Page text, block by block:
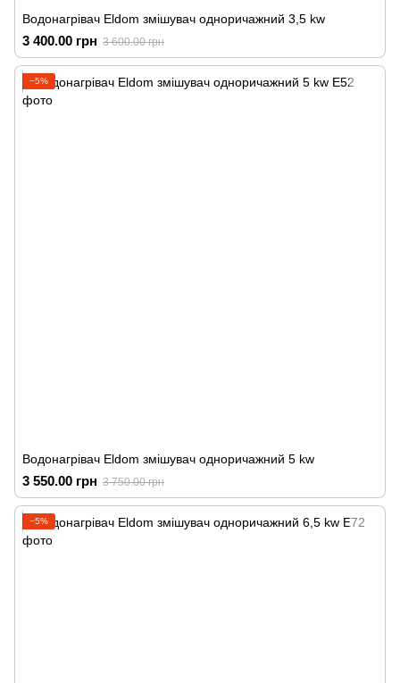
Водонагрівач Eldom змішувач одноричажний 3,5 kw
3 400.00 грн 3 600.00 грн
−5%
Водонагрівач Eldom змішувач одноричажний 5 kw
3 550.00 грн 3 750.00 грн
−5%